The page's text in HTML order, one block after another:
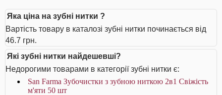
Яка ціна на зубні нитки ?
Вартість товару в каталозі зубні нитки починається від
46.7 грн.
Які зубні нитки найдешевші?
Недорогими товарами в категорії зубні нитки є:
San Farma Зубочистки з зубною ниткою 2в1 Свіжість
м'яти 50 шт